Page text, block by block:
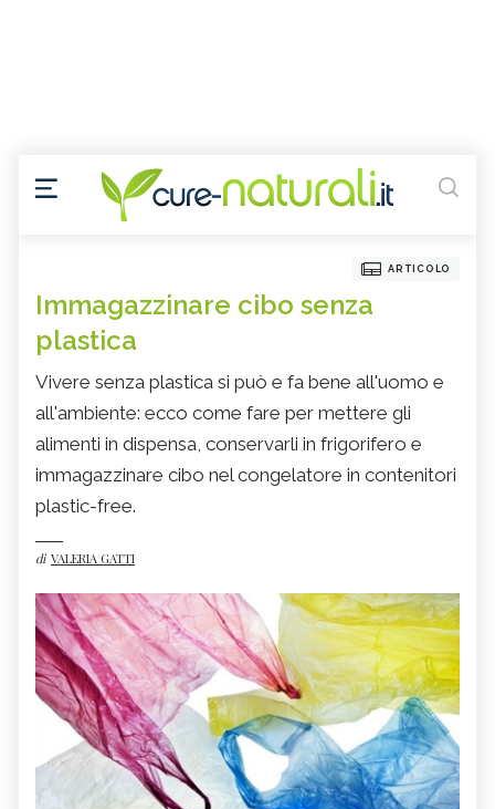
ARTICOLO
Immagazzinare cibo senza
plastica
Vivere senza plastica si può e fa bene all'uomo e
all'ambiente: ecco come fare per mettere gli
alimenti in dispensa, conservarli in frigorifero e
immagazzinare cibo nel congelatore in contenitori
plastic-free.
di VALERIA GATTI